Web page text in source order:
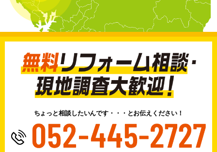
ちょっと相談したいんです・・・とお伝えください！